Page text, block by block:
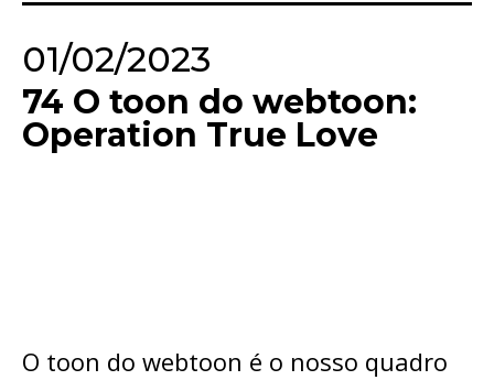
01/02/2023
74 O toon do webtoon:
Operation True Love
O toon do webtoon é o nosso quadro